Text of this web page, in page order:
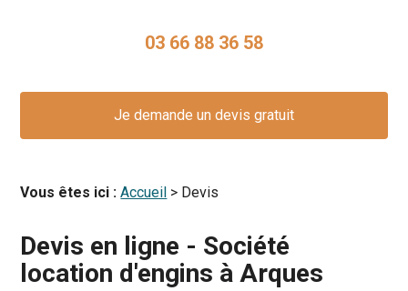
03 66 88 36 58
Je demande un devis gratuit
Vous êtes ici : Accueil > Devis
Devis en ligne - Société
location d'engins à Arques